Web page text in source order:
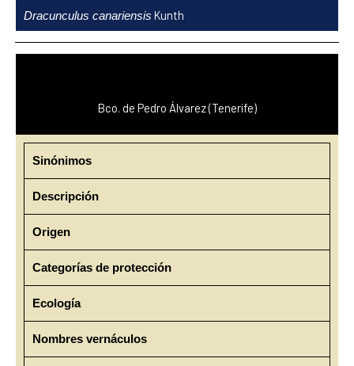
contenido
Dracunculus canariensis Kunth
Bco. de Pedro Álvarez (Tenerife)
Sinónimos
Descripción
Origen
Categorías de protección
Ecología
Nombres vernáculos